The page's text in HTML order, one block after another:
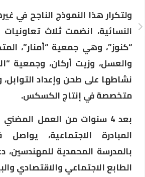
ولتكرار هذا النموذج الناجح في
النسائية، انضمت ثلاث
“كنوز”، وهي جمعية “أمنار”،
والعسل، وزيت أركان، وجمعية
نشاطها على طحن وإعداد التوابل،
متخصصة في إنتاج الكسكس.
بعد 4 سنوات من العمل
المبادرة الاجتماعية،
بالمدرسة المحمدية للمهندسين،
الطابع الاجتماعي والاقتصادي